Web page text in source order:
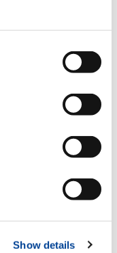
Show details